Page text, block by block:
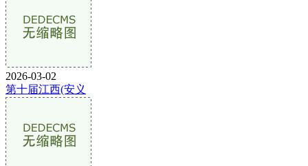
2026-03-02
第十届江西(安义